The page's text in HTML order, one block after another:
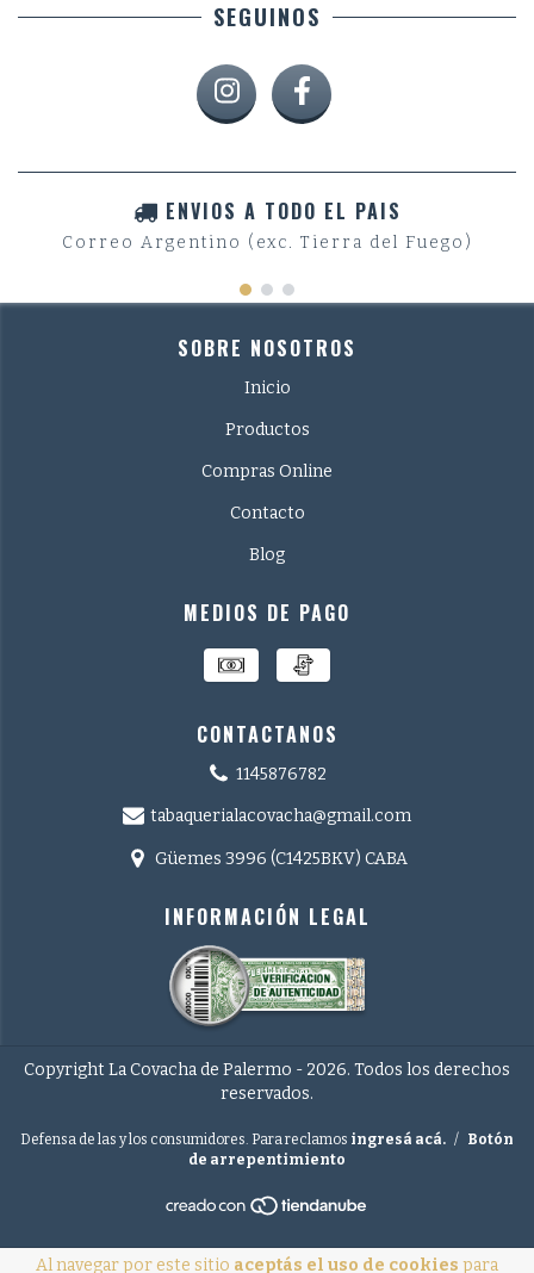
Al navegar por este sitio aceptás el uso de cookies para
SEGUINOS
ENVIOS A TODO EL PAIS
Correo Argentino (exc. Tierra del Fuego)
SOBRE NOSOTROS
Inicio
Productos
Compras Online
Contacto
Blog
MEDIOS DE PAGO
CONTACTANOS
1145876782
tabaquerialacovacha@gmail.com
Güemes 3996 (C1425BKV) CABA
INFORMACIÓN LEGAL
Copyright La Covacha de Palermo - 2026. Todos los derechos
reservados.
Defensa de las y los consumidores. Para reclamos ingresá acá. / Botón
de arrepentimiento